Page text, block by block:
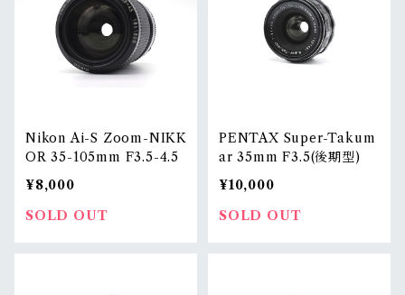
Nikon Ai-S Zoom-NIKK
OR 35-105mm F3.5-4.5
¥8,000
SOLD OUT
PENTAX Super-Takum
ar 35mm F3.5(後期型)
¥10,000
SOLD OUT